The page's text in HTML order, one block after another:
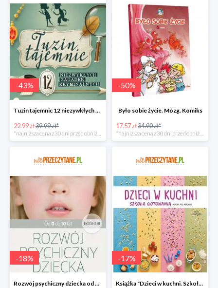
-43%
Tuzin tajemnic 12 niezywkłych zagadek kryminalnych
22.99 zł39.99 zł*
*najniższa cena z 30 dni przed obniżką
-50%
Było sobie życie. Mózg. Komiks
17.57 zł34.90 zł*
*najniższa cena z 30 dni przed obniżką
-18%
Rozwój psychiczny dziecka od 0 do 10 lat w super cenie
-17%
Książka "Dzieci w kuchni. Szkoła gotowania krok po kroku" w super cenie